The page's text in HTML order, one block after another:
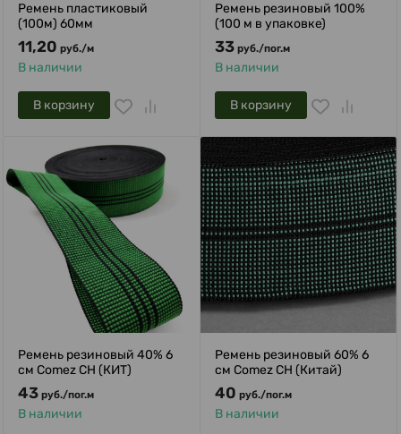
Ремень пластиковый
(100м) 60мм
11,20 руб./м
В наличии
В корзину
Ремень резиновый 100%
(100 м в упаковке)
33 руб./пог.м
В наличии
В корзину
Ремень резиновый 40% 6
см Comez CH (КИТ)
43 руб./пог.м
В наличии
Ремень резиновый 60% 6
см Comez CH (Китай)
40 руб./пог.м
В наличии